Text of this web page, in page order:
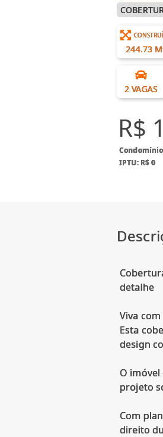
244.73
2 VAGAS
R$
IPTU: R$ 0
detalhe
Viva
Esta
design
O
projeto
Com
direito